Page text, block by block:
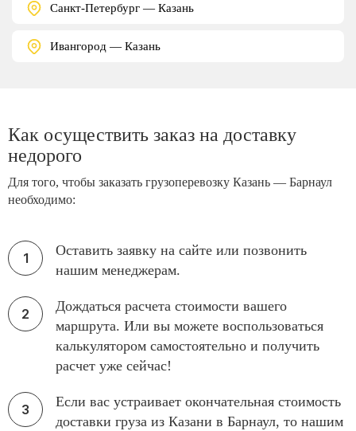
Санкт-Петербург — Казань
Ивангород — Казань
Как осуществить заказ на доставку
недорого
Для того, чтобы заказать грузоперевозку Казань — Барнаул
необходимо:
Оставить заявку на сайте или позвонить
нашим менеджерам.
Дождаться расчета стоимости вашего
маршрута. Или вы можете воспользоваться
калькулятором самостоятельно и получить
расчет уже сейчас!
Если вас устраивает окончательная стоимость
доставки груза из Казани в Барнаул, то нашим